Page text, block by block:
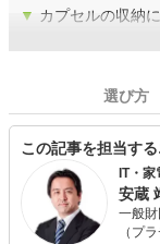
▼ カプセルの収納
選び方
この記事を担当す
IT・
安蔵
一般
（プ